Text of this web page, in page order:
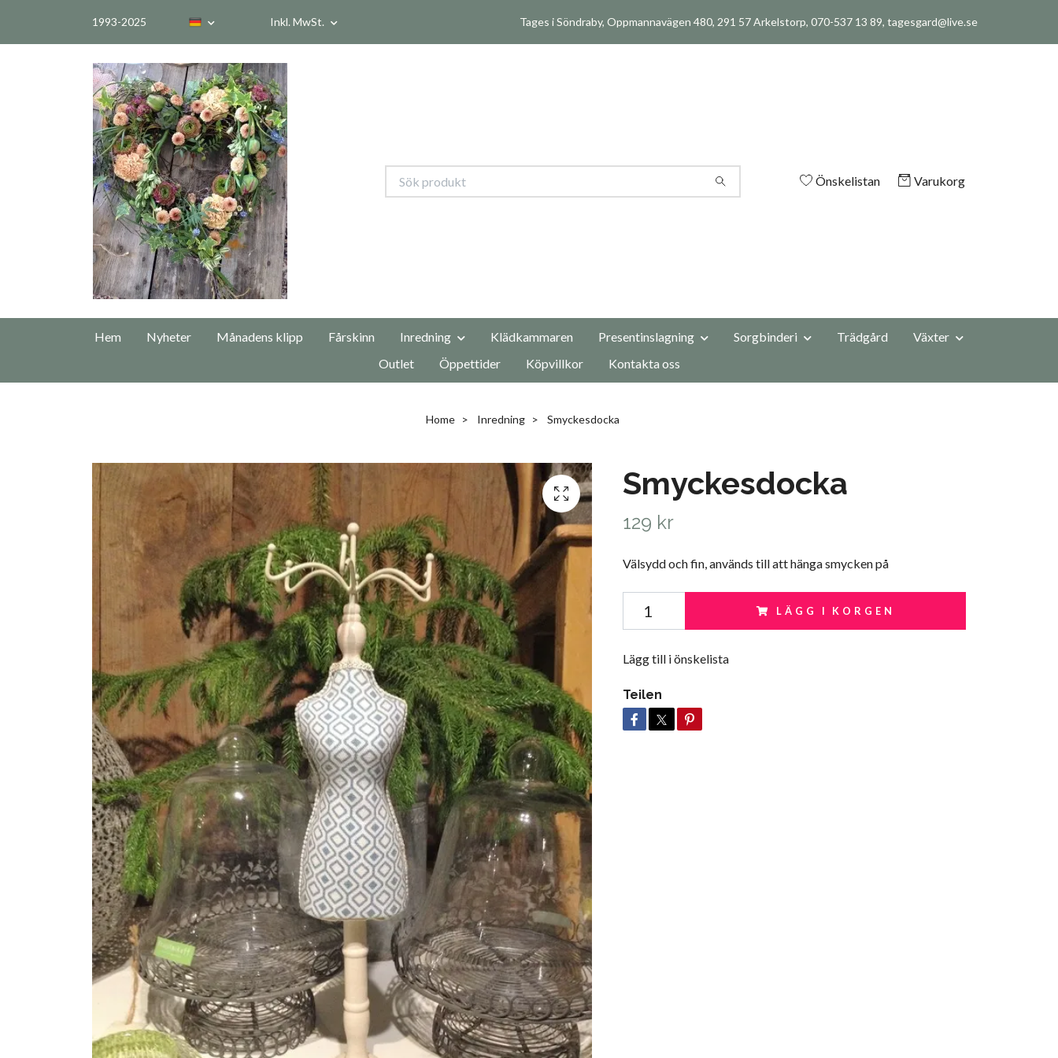
1993-2025 Inkl. MwSt. Tages i Söndraby, Oppmannavägen 480, 291 57 Arkelstorp, 070-537 13 89, tagesgard@live.se
Önskelistan Varukorg
Hem Nyheter Månadens klipp Fårskinn Inredning Klädkammaren Presentinslagning Sorgbinderi Trädgård
Växter
Outlet
Öppettider Köpvillkor Kontakta oss
Home Inredning Smyckesdocka
Smyckesdocka
129 kr
Välsydd och fin, används till att hänga smycken på
LÄGG I KORGEN
Lägg till i önskelista
Teilen